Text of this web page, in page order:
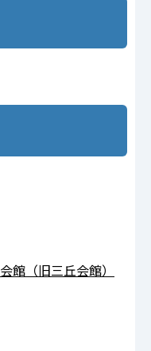
館（旧三丘会館）